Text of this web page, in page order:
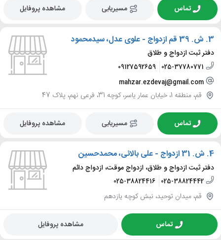
تماس مسیریابی مشاهده پروفایل
3. ش. 39 قم ازدواج - علوی عدل، سیدمحمود
دفتر ثبت ازدواج و طلاق
025-37780771
09127592659
mahzar.ezdevaj@gmail.com
قم، منطقه 1، خیابان عمار یاسر، کوچه 31، فرعی نهم، پلاک 47
تماس مسیریابی مشاهده پروفایل
4. ش. 31 ازدواج - علی بالائی، محمدحسین
دفتر ثبت ازدواج و طلاق، ازدواج موقت، ازدواج دائم
025-38824442
025-38824416
قم، میدان توحید، نبش کوچه یازدهم
تماس مشاهده پروفایل